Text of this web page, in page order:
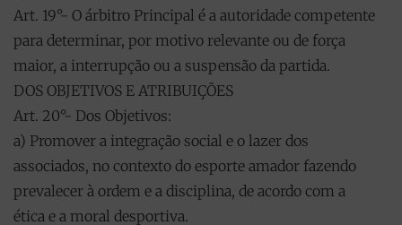
Art. 19°- O árbitro Principal é a autoridade competente
para determinar, por motivo relevante ou de força
maior, a interrupção ou a suspensão da partida.
DOS OBJETIVOS E ATRIBUIÇÕES
Art. 20°- Dos Objetivos:
a) Promover a integração social e o lazer dos
associados, no contexto do esporte amador fazendo
prevalecer à ordem e a disciplina, de acordo com a
ética e a moral desportiva.